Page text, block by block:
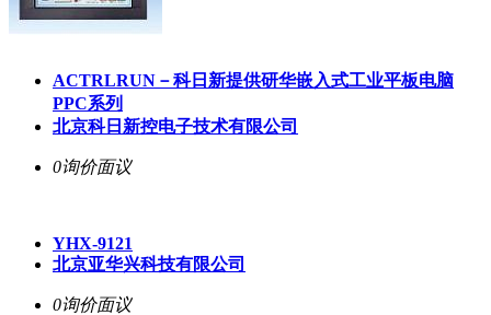
ACTRLRUN－科日新提供研华嵌入式工业平板电脑
PPC系列
北京科日新控电子技术有限公司
0询价面议
YHX-9121
北京亚华兴科技有限公司
0询价面议